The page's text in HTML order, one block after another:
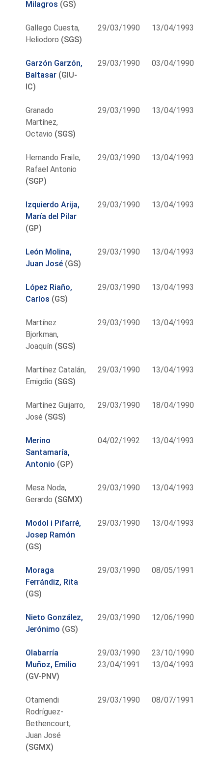
Milagros (GS)
Gallego Cuesta,
Heliodoro (SGS)
29/03/1990 13/04/1993
Garzón Garzón,
Baltasar (GIU-
IC)
29/03/1990 03/04/1990
Granado
Martínez,
Octavio (SGS)
29/03/1990 13/04/1993
Hernando Fraile,
Rafael Antonio
(SGP)
29/03/1990 13/04/1993
Izquierdo Arija,
María del Pilar
(GP)
29/03/1990 13/04/1993
León Molina,
Juan José (GS)
29/03/1990 13/04/1993
López Riaño,
Carlos (GS)
29/03/1990 13/04/1993
Martínez
Bjorkman,
Joaquín (SGS)
29/03/1990 13/04/1993
Martínez Catalán,
Emigdio (SGS)
29/03/1990 13/04/1993
Martínez Guijarro,
José (SGS)
29/03/1990 18/04/1990
Merino
Santamaría,
Antonio (GP)
04/02/1992 13/04/1993
Mesa Noda,
Gerardo (SGMX)
29/03/1990 13/04/1993
Modol i Pifarré,
Josep Ramón
(GS)
29/03/1990 13/04/1993
Moraga
Ferrándiz, Rita
(GS)
29/03/1990 08/05/1991
Nieto González,
Jerónimo (GS)
29/03/1990 12/06/1990
Olabarría
Muñoz, Emilio
(GV-PNV)
29/03/1990
23/04/1991
23/10/1990
13/04/1993
Otamendi
Rodríguez-
Bethencourt,
Juan José
(SGMX)
29/03/1990 08/07/1991